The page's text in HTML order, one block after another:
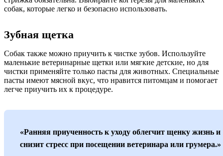
собак, которые легко и безопасно использовать.
Зубная щетка
Собак также можно приучить к чистке зубов. Используйте
маленькие ветеринарные щетки или мягкие детские, но для
чистки применяйте только пасты для животных. Специальные
пасты имеют мясной вкус, что нравится питомцам и помогает
легче приучить их к процедуре.
«Ранняя приученность к уходу облегчит щенку жизнь и
снизит стресс при посещении ветеринара или грумера.»